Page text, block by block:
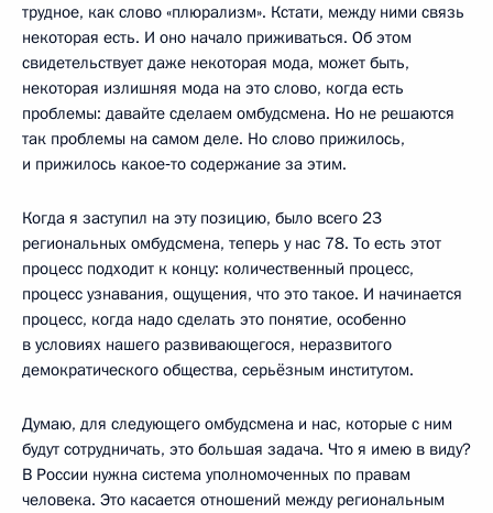
трудное, как слово «плюрализм». Кстати, между ними связь
некоторая есть. И оно начало приживаться. Об этом
свидетельствует даже некоторая мода, может быть,
некоторая излишняя мода на это слово, когда есть
проблемы: давайте сделаем омбудсмена. Но не решаются
так проблемы на самом деле. Но слово прижилось,
и прижилось какое‑то содержание за этим.
Когда я заступил на эту позицию, было всего 23
региональных омбудсмена, теперь у нас 78. То есть этот
процесс подходит к концу: количественный процесс,
процесс узнавания, ощущения, что это такое. И начинается
процесс, когда надо сделать это понятие, особенно
в условиях нашего развивающегося, неразвитого
демократического общества, серьёзным институтом.
Думаю, для следующего омбудсмена и нас, которые с ним
будут сотрудничать, это большая задача. Что я имею в виду?
В России нужна система уполномоченных по правам
человека. Это касается отношений между региональным